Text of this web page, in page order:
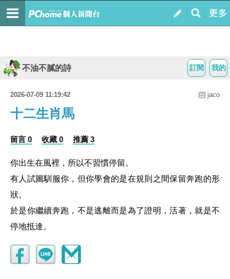
我的
訂閱
不油不膩的詩
2026-07-09 11:19:42 jaco
十二生肖馬
留言 0 收藏 0 推薦 3
你出生在風裡，所以不習慣停留。
有人試圖馴服你，但你學會的是在規則之間保留奔跑的形
狀。
於是你繼續奔跑，不是逃離而是為了證明，活著，就是不
停地抵達。